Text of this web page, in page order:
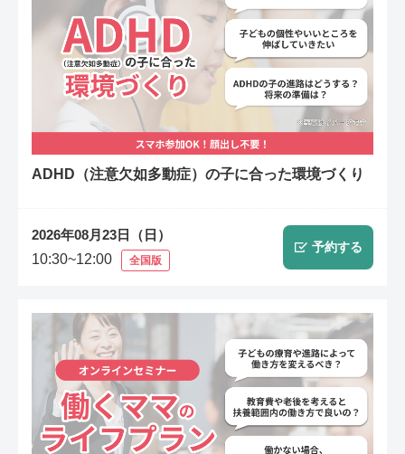
ADHD（注意欠如多動症）の子に合った環境づくり
2026年08月23日（日）
10:30~12:00
全国版
予約する